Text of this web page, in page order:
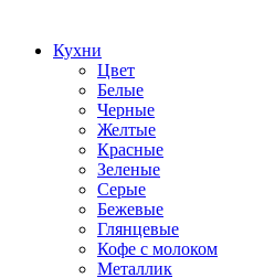
Кухни
Цвет
Белые
Черные
Желтые
Красные
Зеленые
Серые
Бежевые
Глянцевые
Кофе с молоком
Металлик